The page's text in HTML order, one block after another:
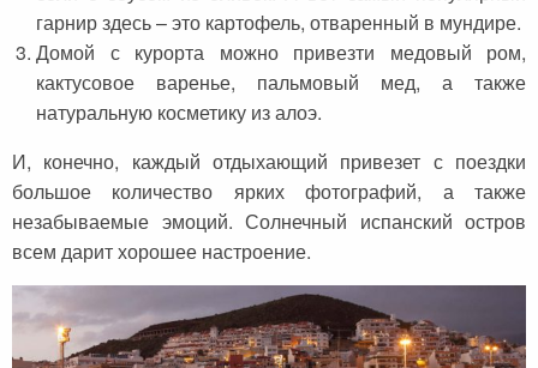
гарнир здесь – это картофель, отваренный в мундире.
Домой с курорта можно привезти медовый ром,
кактусовое варенье, пальмовый мед, а также
натуральную косметику из алоэ.
И, конечно, каждый отдыхающий привезет с поездки
большое количество ярких фотографий, а также
незабываемые эмоций. Солнечный испанский остров
всем дарит хорошее настроение.